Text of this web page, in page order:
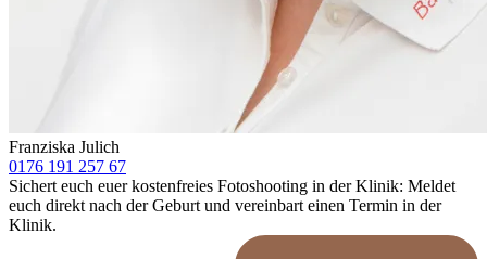
Franziska Julich
0176 191 257 67
Sichert euch euer kostenfreies Fotoshooting in der Klinik: Meldet
euch direkt nach der Geburt und vereinbart einen Termin in der
Klinik.